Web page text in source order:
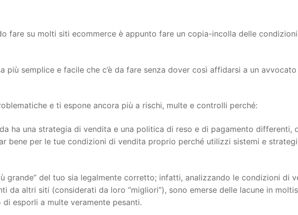
fare su molti siti ecommerce è appunto fare un copia-incolla delle
più semplice e facile che c’è da fare senza dover così affidarsi a un avvocato
e ti espone ancora più a rischi, multe e controlli perché:
ha una strategia di vendita e una politica di reso e di pagamento differenti,
bene per le tue condizioni di vendita proprio perché utilizzi sistemi e
grande” del tuo sia legalmente corretto; infatti, analizzando le condizioni di
da altri siti (considerati da loro “migliori”), sono emerse delle lacune in
esporli a multe veramente pesanti.